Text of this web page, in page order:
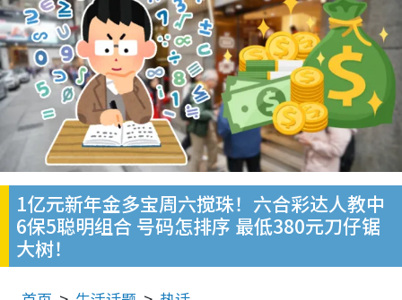
1亿元新年金多宝周六搅珠！六合彩达人教中
6保5聪明组合 号码怎排序 最低380元刀仔锯
大树！